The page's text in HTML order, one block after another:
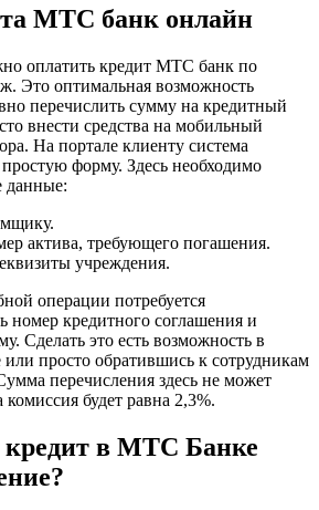
МТС банк онлайн
оплатить кредит МТС банк по
Это оптимальная возможность
перечислить сумму на кредитный
внести средства на мобильный
На портале клиенту система
форму. Здесь необходимо
данные:
актива, требующего погашения.
учреждения.
операции потребуется
номер кредитного соглашения и
Сделать это есть возможность в
или просто обратившись к сотрудникам
перечисления здесь не может
будет равна 2,3%.
кредит в МТС Банке